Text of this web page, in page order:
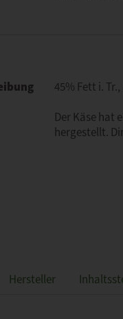
45% Fett i.
Der Käse hat
hergestellt.
Hersteller